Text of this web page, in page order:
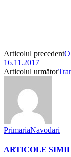
Articolul precedentO
16.11.2017
Articolul următor
PrimariaNavodari
ARTICOLE